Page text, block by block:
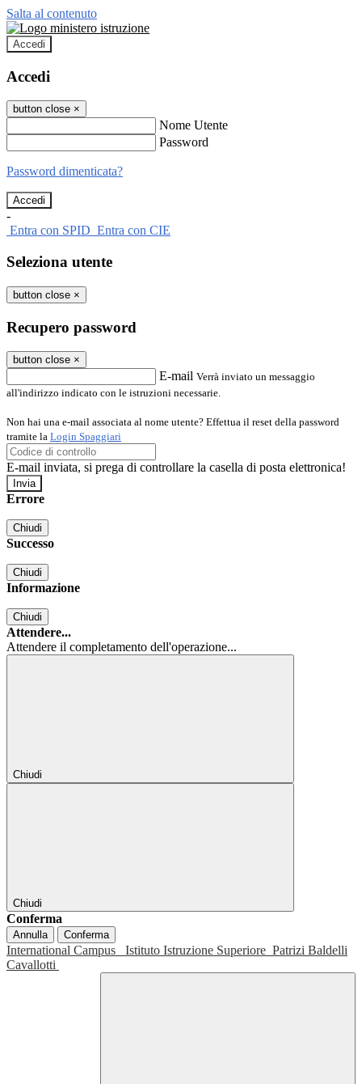
Salta al contenuto
Accedi
Accedi
button close ×
Nome Utente
Password
Password dimenticata?
-
Entra con SPID Entra con CIE
Seleziona utente
button close ×
Recupero password
button close ×
E-mail Verrà inviato un messaggio
all'indirizzo indicato con le istruzioni necessarie.
Non hai una e-mail associata al nome utente? Effettua il reset della password
tramite la Login Spaggiari
E-mail inviata, si prega di controllare la casella di posta elettronica!
Errore
Chiudi
Successo
Chiudi
Informazione
Chiudi
Attendere...
Attendere il completamento dell'operazione...
Chiudi
Chiudi
Conferma
Annulla Conferma
International Campus Istituto Istruzione Superiore Patrizi Baldelli
Cavallotti